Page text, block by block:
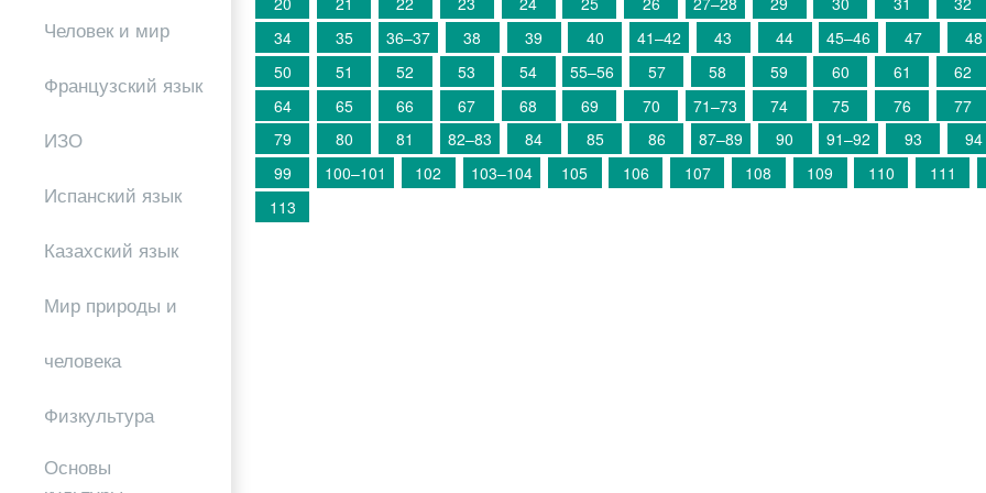
Человек и мир
Французский язык
ИЗО
Испанский язык
Казахский язык
Мир природы и
человека
Физкультура
Основы
34
35 36–37 38 39 40 41–42 43 44 45–46 47 48
50
51 52 53 54 55–56 57 58 59 60 61 62
64
65 66 67 68 69 70 71–73 74 75 76 77
79
80 81 82–83 84 85 86 87–89 90 91–92 93 94
99
100–101 102 103–104 105 106 107 108 109 110 111
113